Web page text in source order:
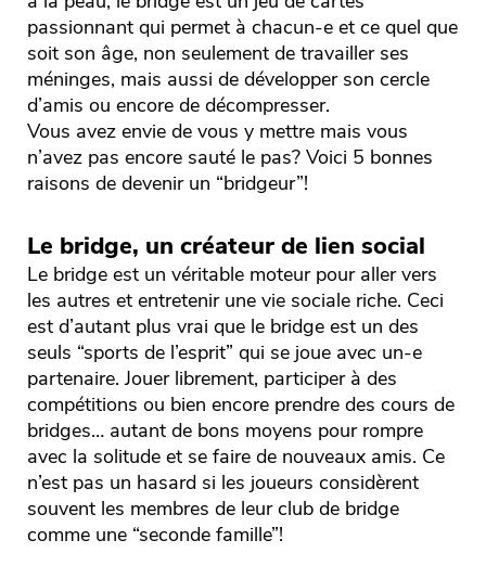
passionnant qui permet à chacun-e et ce quel que
soit son âge, non seulement de travailler ses
méninges, mais aussi de développer son cercle
d’amis ou encore de décompresser.
Vous avez envie de vous y mettre mais vous
n’avez pas encore sauté le pas? Voici 5 bonnes
raisons de devenir un “bridgeur”!
Le bridge, un créateur de lien social
Le bridge est un véritable moteur pour aller vers
les autres et entretenir une vie sociale riche. Ceci
est d’autant plus vrai que le bridge est un des
seuls “sports de l’esprit” qui se joue avec un-e
partenaire. Jouer librement, participer à des
compétitions ou bien encore prendre des cours de
bridges… autant de bons moyens pour rompre
avec la solitude et se faire de nouveaux amis. Ce
n’est pas un hasard si les joueurs considèrent
souvent les membres de leur club de bridge
comme une “seconde famille”!